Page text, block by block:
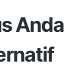
Anda